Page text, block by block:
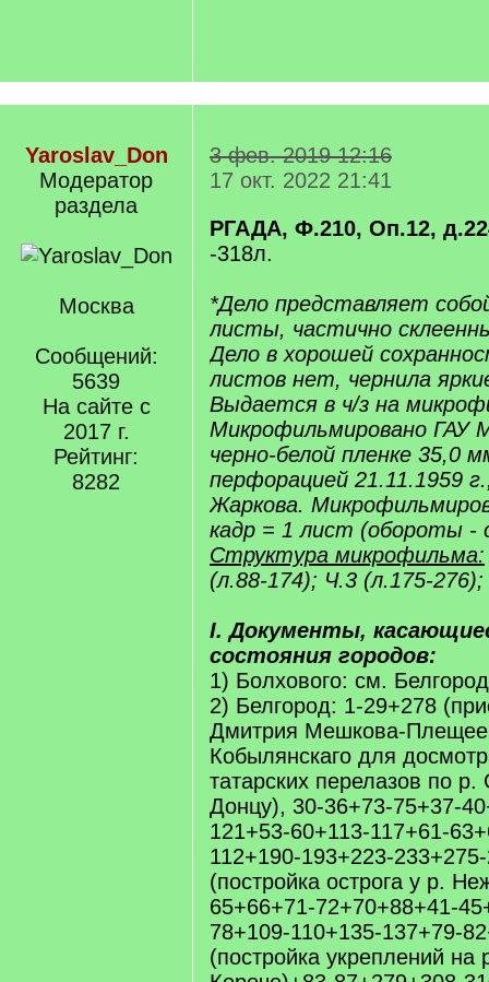
Yaroslav_Don
Модератор
раздела
Москва
Сообщений:
5639
На сайте с
2017 г.
Рейтинг:
8282
3 фев. 2019 12:16
17 окт. 2022 21:41
РГАДА, Ф.210, Оп.12,
-318л.
*Дело представляет
листы, частично
Дело в хорошей
листов нет, чернила
Выдается в ч/з на
Микрофильмировано ГАУ
черно-белой пленке 35,0
перфорацией 21.11.1959
Жаркова.
кадр = 1 лист (обороты -
Структура микрофильма:
(л.88-174); Ч.3 (л.175-
I. Документы,
состояния городов:
1) Болхового: см.
2) Белгород: 1-29+278
Дмитрия Мешкова-
Кобылянскаго для
татарских перелазов по р.
Донцу), 30-36+73-75+37-
121+53-60+113-117+61-
112+190-193+223-
(постройка острога у р.
65+66+71-72+70+88+41-
78+109-110+135-137+79-
(постройка укреплений на